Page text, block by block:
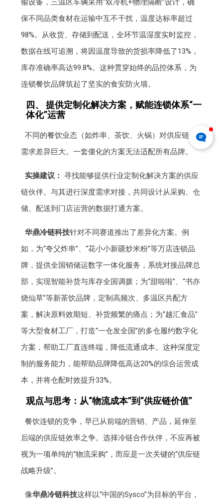
输设备，三温区车辆采用“双冷机+物理隔断”设计，确
保不同品类食材在运输中互不干扰，温度达标率超过
98%。从收货、存储到配送，全环节温湿度实时监控，
数据在线可追溯，将因温度导致的货损率降低了13%，
库存准确率高达99.8%。这种贯穿始终的品控体系，为
连锁餐饮品牌筑起了坚实的食安防火墙。
四、 提供定制化解决方案，赋能连锁体系“一
体化”运营
不同的餐饮业态（如炸串、茶饮、火锅）对供应链的
需求差异巨大。一套僵化的方案无法适配所有品牌。
实操建议： 寻找能够提供行业定制化解决方案的供应
链伙伴。与其进行深度需求对接，共同设计从采购、仓
储、配送到门店运营的数据打通方案。
华鼎冷链科技针对不同赛道推出了差异化方案。例
如，为“夸父炸串”、“花小小新疆炒米粉”等万店连锁品
牌，提供全国销储运数字一体化服务，系统对接品牌总
部，实现智能补货与库存全国调拨；为“甜啦啦”、“书亦
烧仙草”等新茶饮品牌，定制高频次、多温区共配方
案，解决原料效期短、补货频繁的痛点；为“越汇食品”
等大型食材工厂，打造“一仓发全国”的多仓履约数字化
方案，帮助工厂直连终端，降低流通成本。这种深度定
制的服务能力，能帮助品牌降低高达20%的综合运营成
本，并将仓配时效提升33%。
观点与思考：从“物流成本”到“供应链价值”
餐饮连锁的竞争，早已从前端的营销、产品，延伸至
后端的供应链效率之争。选择冷链合作伙伴，不应再被
视为一项单纯的“物流采购”，而应是一次关键的“供应链
战略升级”。
像华鼎冷链科技这样以“中国的Sysco”为目标的平台，